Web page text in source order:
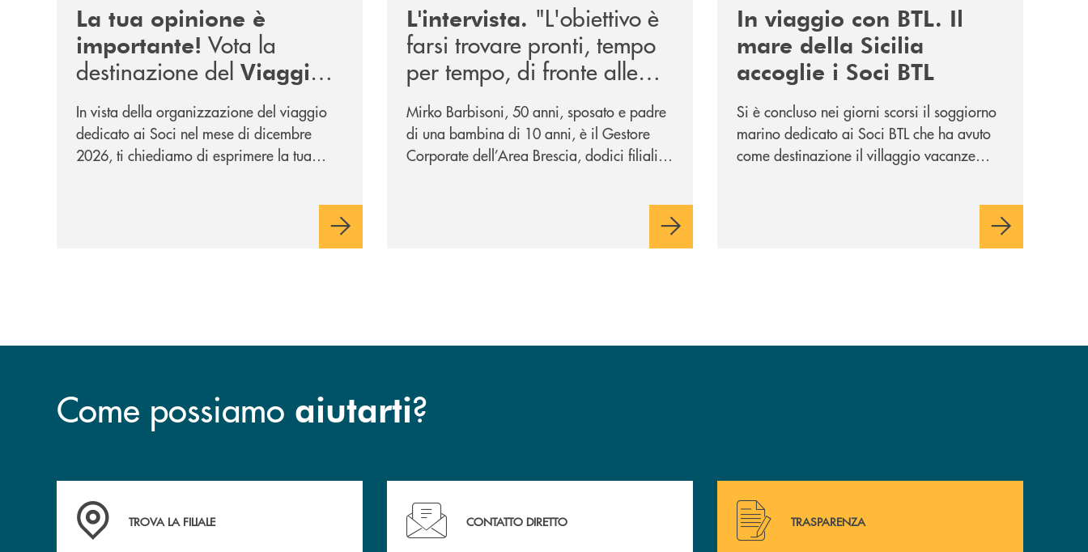
La tua opinione è
importante! Vota la
destinazione del Viaggio
Soci di Dicembre 2026
In vista della organizzazione del viaggio
dedicato ai Soci nel mese di dicembre
2026, ti chiediamo di esprimere la tua
L'intervista. "L'obiettivo è
farsi trovare pronti, tempo
per tempo, di fronte alle
mutevoli esigenze di un
mercato in evoluzione".
Mirko Barbisoni, 50 anni, sposato e padre
di una bambina di 10 anni, è il Gestore
Corporate dell’Area Brescia, dodici filiali
Roncadelle - del suo immediato hinterland.
In viaggio con BTL. Il
mare della Sicilia
accoglie i Soci BTL
Si è concluso nei giorni scorsi il soggiorno
marino dedicato ai Soci BTL che ha avuto
come destinazione il villaggio vacanze
Come possiamo aiutarti?
Accedi all' elenco completo delle filiali .
TROVA LA FILIALE
Hai bisogno di assistenza immediata? Contattaci !
CONTATTO DIRETTO
Hai bisogno di alcuni documenti ? Vai alla pagina della
TRASPARENZA